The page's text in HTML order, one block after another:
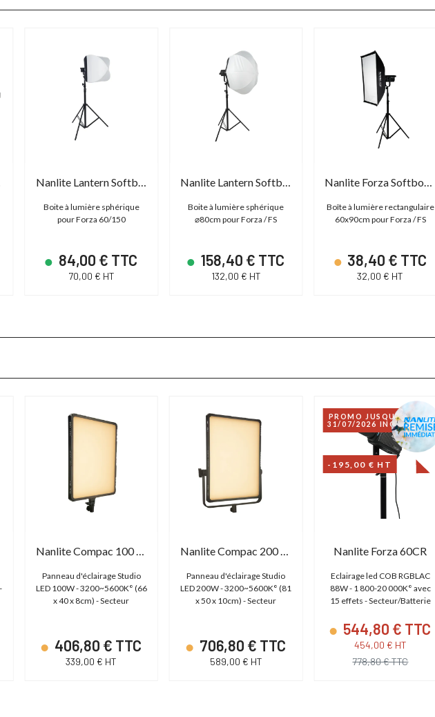
Nanlite Lantern Softbox for Forza (FM)
Boite à lumière sphérique
pour Forza 60/150
84,00 € TTC
70,00 € HT
Nanlite Lantern Softbox 80
Boite à lumière sphérique
⌀80cm pour Forza / FS
158,40 € TTC
132,00 € HT
Nanlite Forza Softbox Rectangular 60x90
Boîte à lumière rectangulaire
60x90cm pour Forza / FS
38,40 € TTC
32,00 € HT
Panneau d'éclairage Studio
LED 100W - 3200~5600K° (66
x 40 x 8cm) - Secteur
406,80 € TTC
339,00 € HT
Panneau d'éclairage Studio
LED 200W - 3200~5600K° (81
x 50 x 10cm) - Secteur
706,80 € TTC
589,00 € HT
PROMO JUSQU'AU
31/07/2026 INCLUS
-195,00 € HT
Nanlite Forza 60CR
Eclairage led COB RGBLAC
88W - 1 800-20 000K° avec
15 effets - Secteur/Batterie
544,80 € TTC
454,00 € HT
778,80 € TTC